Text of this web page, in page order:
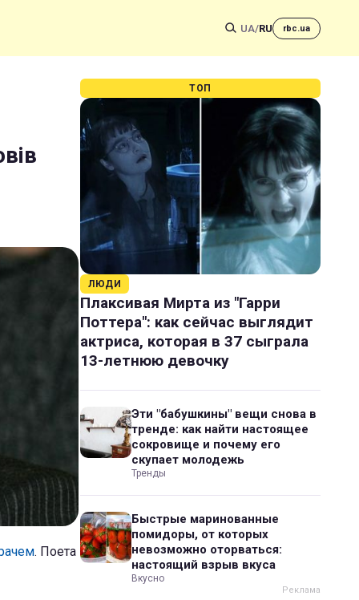
UA/RU rbc.ua
. Поета
ТОП
ЛЮДИ
Плаксивая Мирта из "Гарри
Поттера": как сейчас выглядит
актриса, которая в 37 сыграла
13-летнюю девочку
Эти "бабушкины" вещи снова в
тренде: как найти настоящее
сокровище и почему его
скупает молодежь
Тренды
Быстрые маринованные
помидоры, от которых
невозможно оторваться:
настоящий взрыв вкуса
Вкусно